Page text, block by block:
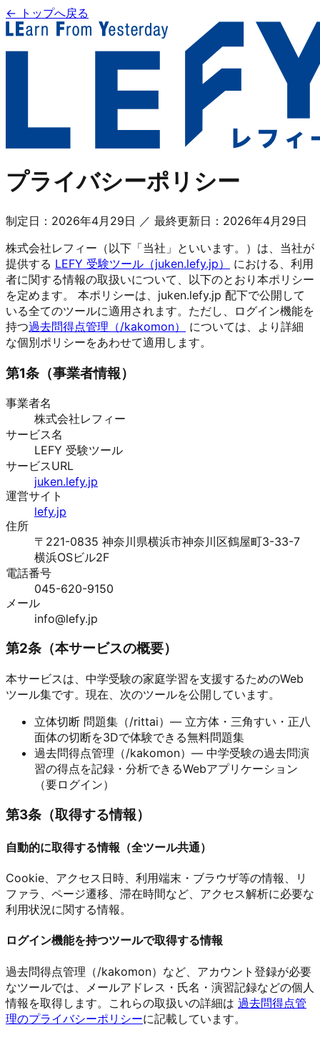
← トップへ戻る
プライバシーポリシー
制定日：2026年4月29日 ／ 最終更新日：2026年4月29日
株式会社レフィー（以下「当社」といいます。）は、当社が
提供する LEFY 受験ツール（juken.lefy.jp）
における、利用
者に関する情報の取扱いについて、以下のとおり本ポリシー
を定めます。 本ポリシーは、juken.lefy.jp 配下で公開して
いる全てのツールに適用されます。ただし、ログイン機能を
持つ過去問得点管理（/kakomon）
については、より詳細
な個別ポリシーをあわせて適用します。
第1条（事業者情報）
事業者名
株式会社レフィー
サービス名
LEFY 受験ツール
サービスURL
juken.lefy.jp
運営サイト
lefy.jp
住所
〒221-0835 神奈川県横浜市神奈川区鶴屋町3-33-7
横浜OSビル2F
電話番号
045-620-9150
メール
info@lefy.jp
第2条（本サービスの概要）
本サービスは、中学受験の家庭学習を支援するためのWeb
ツール集です。現在、次のツールを公開しています。
立体切断 問題集（/rittai）— 立方体・三角すい・正八
面体の切断を3Dで体験できる無料問題集
過去問得点管理（/kakomon）— 中学受験の過去問演
習の得点を記録・分析できるWebアプリケーション
（要ログイン）
第3条（取得する情報）
自動的に取得する情報（全ツール共通）
Cookie、アクセス日時、利用端末・ブラウザ等の情報、リ
ファラ、ページ遷移、滞在時間など、アクセス解析に必要な
利用状況に関する情報。
ログイン機能を持つツールで取得する情報
過去問得点管理（/kakomon）など、アカウント登録が必要
なツールでは、メールアドレス・氏名・演習記録などの個人
情報を取得します。これらの取扱いの詳細は 過去問得点管
理のプライバシーポリシーに記載しています。